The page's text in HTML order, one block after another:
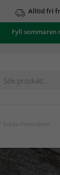
Alltid fri
Fyll sommaren
> Socka Vinterdröm